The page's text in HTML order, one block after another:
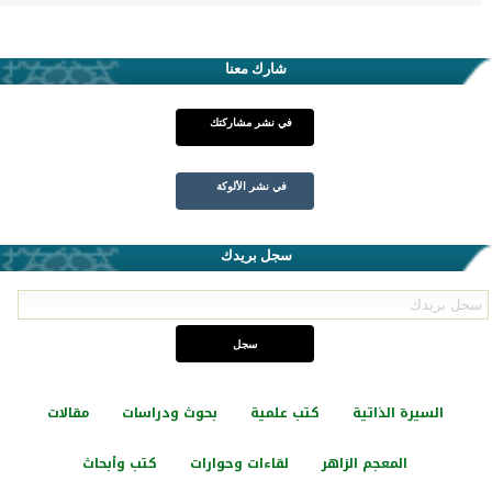
شارك معنا
في نشر مشاركتك
في نشر الألوكة
سجل بريدك
السيرة الذاتية كتب علمية بحوث ودراسات مقالات
المعجم الزاهر لقاءات وحوارات كتب وأبحاث